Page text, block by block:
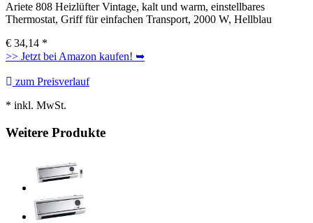
Ariete 808 Heizlüfter Vintage, kalt und warm, einstellbares
Thermostat, Griff für einfachen Transport, 2000 W, Hellblau
€ 34,14 *
>> Jetzt bei Amazon kaufen! ➥
zum Preisverlauf
* inkl. MwSt.
Weitere Produkte